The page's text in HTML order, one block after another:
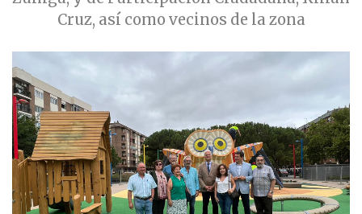
Cruz, así como vecinos de la zona